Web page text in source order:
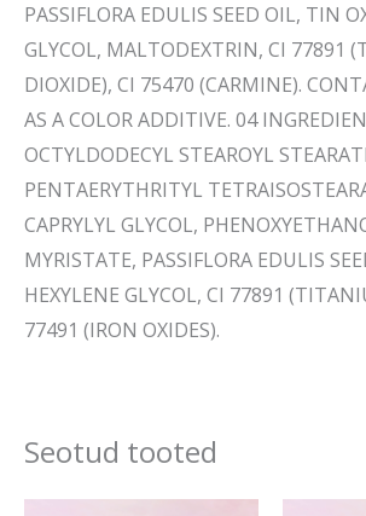
PASSIFLORA EDULIS SEED OIL, TIN
GLYCOL, MALTODEXTRIN, CI 77891
DIOXIDE), CI 75470 (CARMINE).
AS A COLOR ADDITIVE. 04
OCTYLDODECYL STEAROYL
PENTAERYTHRITYL
CAPRYLYL GLYCOL,
MYRISTATE, PASSIFLORA EDULIS
HEXYLENE GLYCOL, CI 77891
77491 (IRON OXIDES).
Seotud tooted